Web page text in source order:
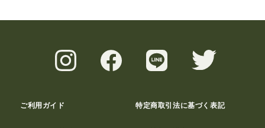
ご利用ガイド 特定商取引法に基づく表記